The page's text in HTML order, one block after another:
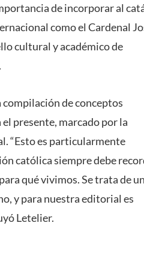
de incorporar al
como el Cardenal
cultural y académico de
de conceptos
presente, marcado por la
“Esto es particularmente
católica siempre debe
qué vivimos. Se trata de
y para nuestra editorial es
Letelier.